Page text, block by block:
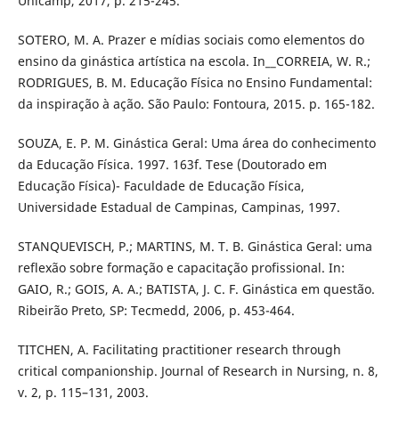
SOTERO, M. A. Prazer e mídias sociais como elementos do
ensino da ginástica artística na escola. In__CORREIA, W. R.;
RODRIGUES, B. M. Educação Física no Ensino Fundamental:
da inspiração à ação. São Paulo: Fontoura, 2015. p. 165-182.
SOUZA, E. P. M. Ginástica Geral: Uma área do conhecimento
da Educação Física. 1997. 163f. Tese (Doutorado em
Educação Física)- Faculdade de Educação Física,
Universidade Estadual de Campinas, Campinas, 1997.
STANQUEVISCH, P.; MARTINS, M. T. B. Ginástica Geral: uma
reflexão sobre formação e capacitação profissional. In:
GAIO, R.; GOIS, A. A.; BATISTA, J. C. F. Ginástica em questão.
Ribeirão Preto, SP: Tecmedd, 2006, p. 453-464.
TITCHEN, A. Facilitating practitioner research through
critical companionship. Journal of Research in Nursing, n. 8,
v. 2, p. 115–131, 2003.